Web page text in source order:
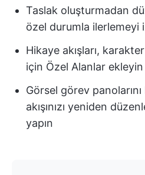
Taslak oluşturmadan
özel durumla ilerlemeyi
Hikaye akışları,
için Özel Alanlar ekleyin
Görsel görev
akışınızı yeniden
yapın